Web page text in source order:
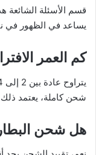
قسم الأسئلة الشائعة
يساعد في الظهور في
كم العمر
شحن كاملة، يعتمد
هل شحن البطارية إلى